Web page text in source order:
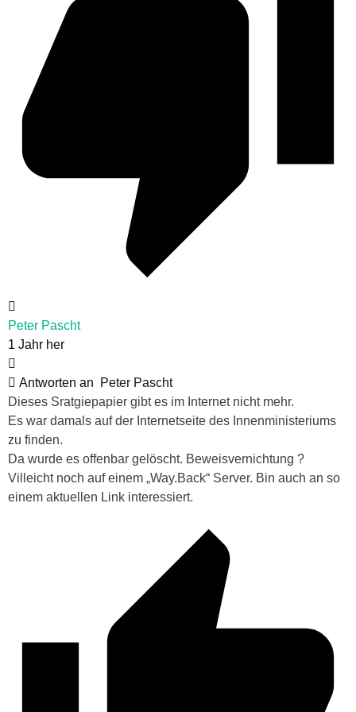
Peter Pascht
1 Jahr her
Antworten an
Peter Pascht
Dieses Sratgiepapier gibt es im Internet nicht mehr.
Es war damals auf der Internetseite des Innenministeriums
zu finden.
Da wurde es offenbar gelöscht. Beweisvernichtung ?
Villeicht noch auf einem „Way.Back“ Server. Bin auch an so
einem aktuellen Link interessiert.